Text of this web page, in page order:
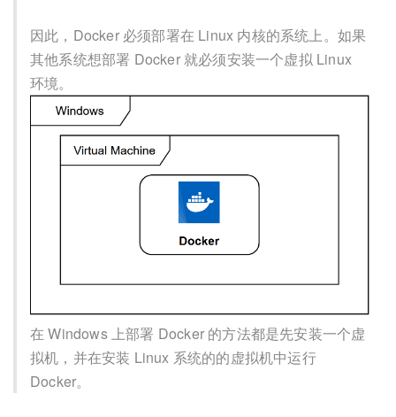
因此，Docker 必须部署在 Linux 内核的系统上。如果
其他系统想部署 Docker 就必须安装一个虚拟 Linux
环境。
在 Windows 上部署 Docker 的方法都是先安装一个虚
拟机，并在安装 Linux 系统的的虚拟机中运行
Docker。